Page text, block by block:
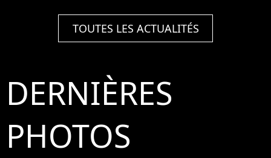
TOUTES LES ACTUALITÉS
DERNIÈRES
PHOTOS